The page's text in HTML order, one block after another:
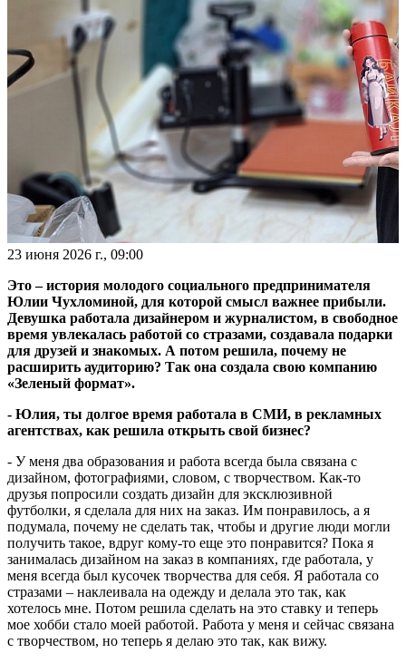
23 июня 2026 г., 09:00
Это – история молодого социального предпринимателя
Юлии Чухломиной, для которой смысл важнее прибыли.
Девушка работала дизайнером и журналистом, в свободное
время увлекалась работой со стразами, создавала подарки
для друзей и знакомых. А потом решила, почему не
расширить аудиторию? Так она создала свою компанию
«Зеленый формат».
- Юлия, ты долгое время работала в СМИ, в рекламных
агентствах, как решила открыть свой бизнес?
- У меня два образования и работа всегда была связана с
дизайном, фотографиями, словом, с творчеством. Как-то
друзья попросили создать дизайн для эксклюзивной
футболки, я сделала для них на заказ. Им понравилось, а я
подумала, почему не сделать так, чтобы и другие люди могли
получить такое, вдруг кому-то еще это понравится? Пока я
занималась дизайном на заказ в компаниях, где работала, у
меня всегда был кусочек творчества для себя. Я работала со
стразами – наклеивала на одежду и делала это так, как
хотелось мне. Потом решила сделать на это ставку и теперь
мое хобби стало моей работой. Работа у меня и сейчас связана
с творчеством, но теперь я делаю это так, как вижу.